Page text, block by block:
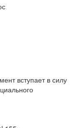
вступает в силу